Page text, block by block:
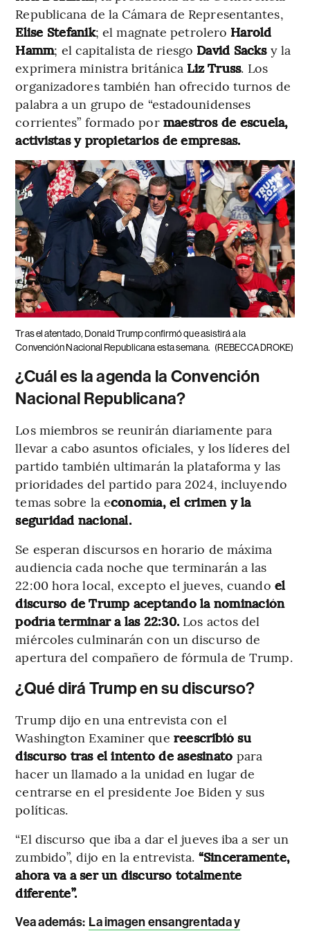
Republicana de la Cámara de Representantes,
Elise Stefanik; el magnate petrolero Harold
Hamm; el capitalista de riesgo David Sacks y la
exprimera ministra británica Liz Truss. Los
organizadores también han ofrecido turnos de
palabra a un grupo de “estadounidenses
corrientes” formado por maestros de escuela,
activistas y propietarios de empresas.
Tras el atentado, Donald Trump confirmó que asistirá a la
Convención Nacional Republicana esta semana. (REBECCA DROKE)
¿Cuál es la agenda la Convención
Nacional Republicana?
Los miembros se reunirán diariamente para
llevar a cabo asuntos oficiales, y los líderes del
partido también ultimarán la plataforma y las
prioridades del partido para 2024, incluyendo
temas sobre la economía, el crimen y la
seguridad nacional.
Se esperan discursos en horario de máxima
audiencia cada noche que terminarán a las
22:00 hora local, excepto el jueves, cuando el
discurso de Trump aceptando la nominación
podría terminar a las 22:30. Los actos del
miércoles culminarán con un discurso de
apertura del compañero de fórmula de Trump.
¿Qué dirá Trump en su discurso?
Trump dijo en una entrevista con el
Washington Examiner que reescribió su
discurso tras el intento de asesinato para
hacer un llamado a la unidad en lugar de
centrarse en el presidente Joe Biden y sus
políticas.
“El discurso que iba a dar el jueves iba a ser un
zumbido”, dijo en la entrevista. “Sinceramente,
ahora va a ser un discurso totalmente
diferente”.
Vea además: La imagen ensangrentada y